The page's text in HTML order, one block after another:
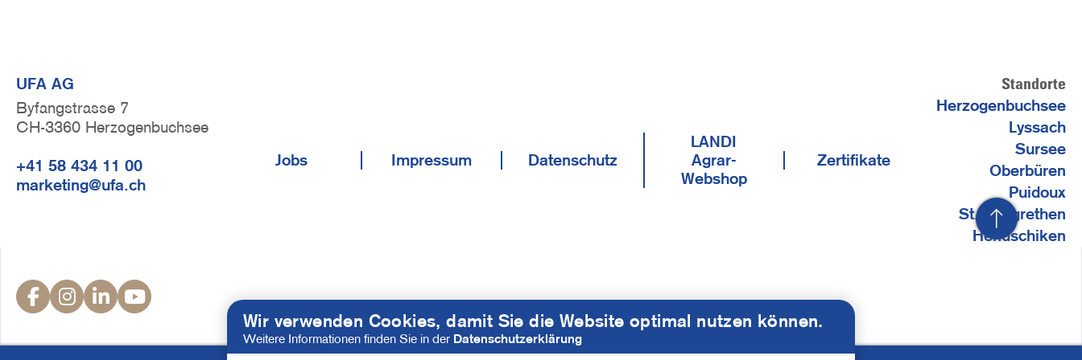
UFA AG
Byfangstrasse 7
CH-3360 Herzogenbuchsee
+41 58 434 11 00
marketing@ufa.ch
Jobs Impressum Datenschutz
LANDI
Agrar-
Webshop
Zertifikate
Standorte
Herzogenbuchsee
Lyssach
Sursee
Oberbüren
Puidoux
St. Margrethen
Hendschiken
S
o
c
Wir verwenden Cookies, damit Sie die Website optimal nutzen können.
Weitere Informationen finden Sie in der Datenschutzerklärung